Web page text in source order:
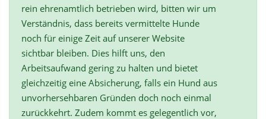
rein ehrenamtlich betrieben wird, bitten wir um
Verständnis, dass bereits vermittelte Hunde
noch für einige Zeit auf unserer Website
sichtbar bleiben. Dies hilft uns, den
Arbeitsaufwand gering zu halten und bietet
gleichzeitig eine Absicherung, falls ein Hund aus
unvorhersehbaren Gründen doch noch einmal
zurückkehrt. Zudem kommt es gelegentlich vor,